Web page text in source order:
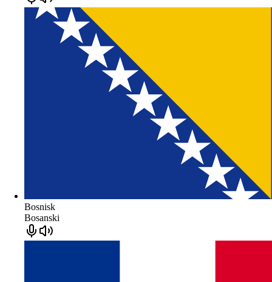
Bosnisk
Bosanski